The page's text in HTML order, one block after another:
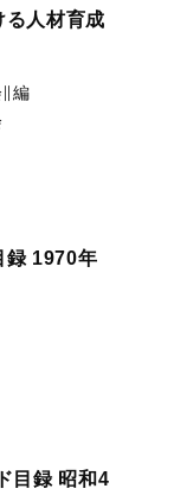
る人材育成
∥編
録 1970年
目録 昭和4